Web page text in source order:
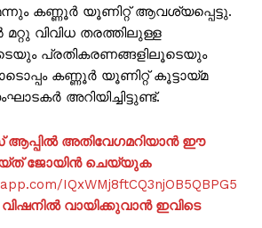
കണ്ണൂർ യൂണിറ്റ് ആവശ്യപ്പെട്ടു.
വിവിധ തരത്തിലുള്ള
പ്രതികരണങ്ങളിലൂടെയും
കണ്ണൂർ യൂണിറ്റ് കൂട്ടായ്മ
അറിയിച്ചിട്ടുണ്ട്.
ആപ്പിൽ അതിവേഗമറിയാൻ ഈ
ജോയിൻ ചെയ്യുക
IQxWMj8ftCQ3njOB5QBPG5
വായിക്കുവാൻ ഇവിടെ